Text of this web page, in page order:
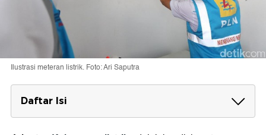
Ilustrasi meteran listrik. Foto: Ari Saputra
Daftar Isi
Cara Mengatasi Kebocoran Listrik